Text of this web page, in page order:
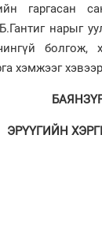
гаргасан
нарыг
болгож,
хэмжээг
ЭРҮҮГИЙН